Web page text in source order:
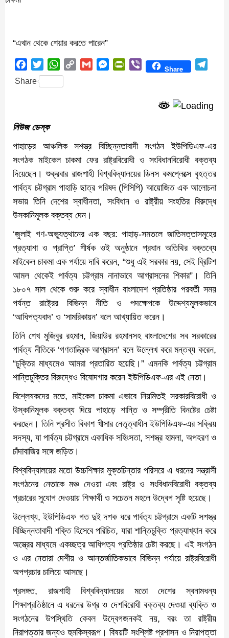
“এখান থেকে শেয়ার করতে পারেন”
Facebook
TwitterWhatsApp
Copy
Gmail MessengerPrintFriendly
Viber Share
Share
নিউজ ডেস্ক
পাহাড়ের আঞ্চলিক সশস্ত্র বিচ্ছিন্নতাবাদী সংগঠন ইউপিডিএফ-এর
সংগঠক মাইকেল চাকমা ফের রাষ্ট্রবিরোধী ও সংবিধানবিরোধী বক্তব্য
দিয়েছেন। শুক্রবার রাজশাহী বিশ্ববিদ্যালয়ের ডিনস কমপ্লেক্সে বৃহত্তর
পার্বত্য চট্টগ্রাম পাহাড়ি ছাত্র পরিষদ (পিসিপি) আয়োজিত এক আলোচনা
সভায় তিনি দেশের স্বাধীনতা, সংবিধান ও রাষ্ট্রীয় সংহতির বিরুদ্ধে
উসকানিমূলক বক্তব্য দেন।
‘জুলাই গণ-অভ্যুত্থানের এক বছর: পাহাড়-সমতলে জাতিসত্তাসমূহের
প্রত্যাশা ও প্রাপ্তি’ শীর্ষক ওই অনুষ্ঠানে প্রধান অতিথির বক্তব্যে
মাইকেল চাকমা এক পর্যায়ে দাবি করেন, “শুধু এই সরকার নয়, সেই ব্রিটিশ
আমল থেকেই পার্বত্য চট্টগ্রাম নানাভাবে আগ্রাসনের শিকার”। তিনি
১৮০৭ সাল থেকে শুরু করে স্বাধীন বাংলাদেশ প্রতিষ্ঠার পরবর্তী সময়
পর্যন্ত রাষ্ট্রের বিভিন্ন নীতি ও পদক্ষেপকে উদ্দেশ্যমূলকভাবে
‘আধিপত্যবাদ’ ও ‘সামরিকায়ন’ বলে আখ্যায়িত করেন।
তিনি শেখ মুজিবুর রহমান, জিয়াউর রহমানসহ বাংলাদেশের সব সরকারের
পার্বত্য নীতিকে ‘গণতান্ত্রিক আগ্রাসন’ বলে উল্লেখ করে মন্তব্য করেন,
“চুক্তির মাধ্যমেও আমরা প্রতারিত হয়েছি।” এমনকি পার্বত্য চট্টগ্রাম
শান্তিচুক্তির বিরুদ্ধেও বিষোদগার করেন ইউপিডিএফ-এর এই নেতা।
বিশ্লেষকদের মতে, মাইকেল চাকমা এভাবে নিয়মিতই সরকারবিরোধী ও
উস্কানিমূলক বক্তব্য দিয়ে পাহাড়ে শান্তি ও সম্প্রীতি বিনষ্টের চেষ্টা
করছেন। তিনি প্রসীত বিকাশ খীসার নেতৃত্বাধীন ইউপিডিএফ-এর সক্রিয়
সদস্য, যা পার্বত্য চট্টগ্রামে একাধিক সহিংসতা, সশস্ত্র হামলা, অপহরণ ও
চাঁদাবাজির সঙ্গে জড়িত।
বিশ্ববিদ্যালয়ের মতো উচ্চশিক্ষার মুক্তচিন্তার পরিসরে এ ধরনের সন্ত্রাসী
সংগঠনের নেতাকে মঞ্চ দেওয়া এবং রাষ্ট্র ও সংবিধানবিরোধী বক্তব্য
প্রচারের সুযোগ দেওয়ায় শিক্ষার্থী ও সচেতন মহলে উদ্বেগ সৃষ্টি হয়েছে।
উল্লেখ্য, ইউপিডিএফ গত দুই দশক ধরে পার্বত্য চট্টগ্রামে একটি সশস্ত্র
বিচ্ছিন্নতাবাদী শক্তি হিসেবে পরিচিত, যারা শান্তিচুক্তি প্রত্যাখ্যান করে
অস্ত্রের মাধ্যমে একচ্ছত্র আধিপত্য প্রতিষ্ঠার চেষ্টা করছে। এই সংগঠন
ও এর নেতারা দেশীয় ও আন্তর্জাতিকভাবে বিভিন্ন পর্যায়ে রাষ্ট্রবিরোধী
অপপ্রচার চালিয়ে আসছে।
প্রসঙ্গত, রাজশাহী বিশ্ববিদ্যালয়ের মতো দেশের স্বনামধন্য
শিক্ষাপ্রতিষ্ঠানে এ ধরনের উগ্র ও দেশবিরোধী বক্তব্য দেওয়া ব্যক্তি ও
সংগঠনের উপস্থিতি কেবল উদ্বেগজনকই নয়, বরং তা রাষ্ট্রীয়
নিরাপত্তার জন্যও হুমকিস্বরূপ। বিষয়টি সংশ্লিষ্ট প্রশাসন ও নিরাপত্তা